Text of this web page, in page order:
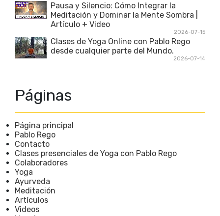
Pausa y Silencio: Cómo Integrar la
Meditación y Dominar la Mente Sombra |
Artículo + Video
2026-07-15
Clases de Yoga Online con Pablo Rego
desde cualquier parte del Mundo.
2026-07-14
Páginas
Página principal
Pablo Rego
Contacto
Clases presenciales de Yoga con Pablo Rego
Colaboradores
Yoga
Ayurveda
Meditación
Artículos
Videos